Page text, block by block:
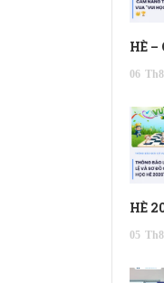
HÈ
06 Th8
HÈ
05 Th8